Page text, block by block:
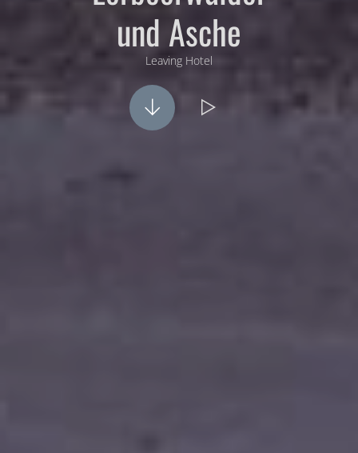
und Asche
Leaving Hotel